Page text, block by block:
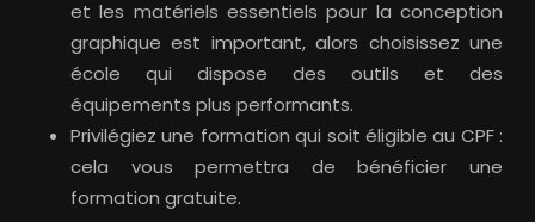
et les matériels essentiels pour la conception
graphique est important, alors choisissez une
école qui dispose des outils et des
équipements plus performants.
Privilégiez une formation qui soit éligible au CPF :
cela vous permettra de bénéficier une
formation gratuite.